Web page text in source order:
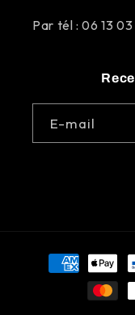
Par tél : 06 13
E-mail
Moyens